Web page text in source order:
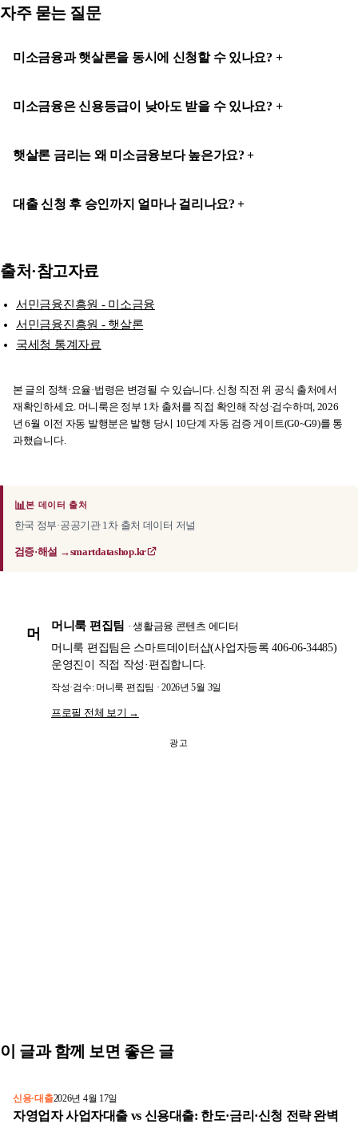
자주 묻는 질문
미소금융과 햇살론을 동시에 신청할 수 있나요?
미소금융은 신용등급이 낮아도 받을 수 있나요?
햇살론 금리는 왜 미소금융보다 높은가요?
대출 신청 후 승인까지 얼마나 걸리나요?
출처·참고자료
서민금융진흥원 - 미소금융
서민금융진흥원 - 햇살론
국세청 통계자료
본 글의 정책·요율·법령은 변경될 수 있습니다. 신청 직전 위 공식 출처에서
재확인하세요. 머니룩은 정부 1차 출처를 직접 확인해 작성·검수하며, 2026
년 6월 이전 자동 발행분은 발행 당시 10단계 자동 검증 게이트(G0~G9)를 통
과했습니다.
📊본 데이터 출처
한국 정부·공공기관 1차 출처 데이터 저널
검증·해설 →smartdatashop.kr
머
머니룩 편집팀 · 생활금융 콘텐츠 에디터
머니룩 편집팀은 스마트데이터샵(사업자등록 406-06-34485)
운영진이 직접 작성·편집합니다.
작성·검수: 머니룩 편집팀 · 2026년 5월 3일
프로필 전체 보기 →
광고
이 글과 함께 보면 좋은 글
신용·대출2026년 4월 17일
자영업자 사업자대출 vs 신용대출: 한도·금리·신청 전략 완벽